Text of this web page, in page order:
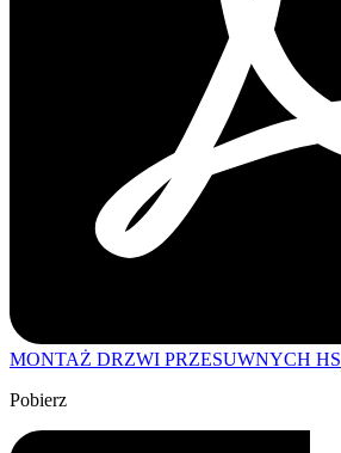
MONTAŻ DRZWI PRZESUWNYCH HS
Pobierz